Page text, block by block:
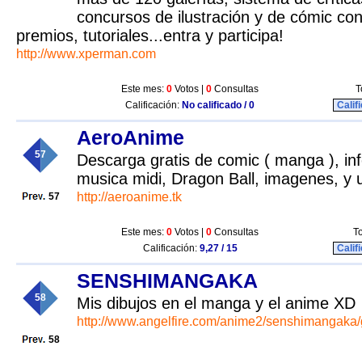
concursos de ilustración y de cómic
premios, tutoriales...entra y participa!
http://www.xperman.com
Este mes: 0 Votos | 0 Consultas
Calificación: No calificado / 0
57
57
AeroAnime
Descarga gratis de comic ( manga ),
musica midi, Dragon Ball, imagenes, y
http://aeroanime.tk
Este mes: 0 Votos | 0 Consultas
Calificación: 9,27 / 15
58
58
SENSHIMANGAKA
Mis dibujos en el manga y el anime XD
http://www.angelfire.com/anime2/